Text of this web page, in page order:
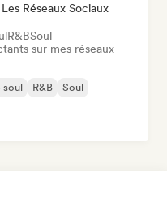
Réseaux Sociaux
R&BSoul
sur mes réseaux
soul R&B
Soul